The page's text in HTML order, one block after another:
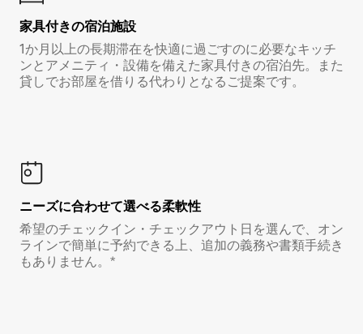
家具付き⁠の宿⁠泊⁠施⁠設
1か月以上の長期滞在を快適に過ごすのに必要なキッチ
ンとアメニティ・設備を備えた家具付きの宿泊先。また
貸しでお部屋を借りる代わりとなるご提案です。
ニーズに合わせて選べる柔軟性
希望のチェックイン・チェックアウト日を選んで、オン
ラインで簡単に予約できる上、追加の義務や書類手続き
もありません。*